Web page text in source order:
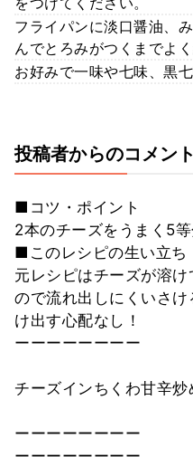
フライパンに淡口醤油、
んでとろみがつくまでよく
お好みで一味や七味、黒
投稿者からのコメント
■コツ・ポイント
2本のチーズをうまく5
■このレシピの生い立ち
元レシピはチーズが溶
ので流れ出しにくいさ
け出す心配なし！
ーーーーーーーー
チーズインちくわ甘辛
ーーーーーーーー